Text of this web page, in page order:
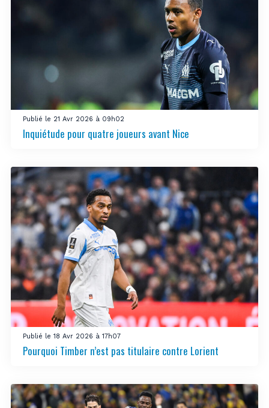
Publié le 21 Avr 2026 à 09h02
Inquiétude pour quatre joueurs avant Nice
Publié le 18 Avr 2026 à 17h07
Pourquoi Timber n’est pas titulaire contre Lorient